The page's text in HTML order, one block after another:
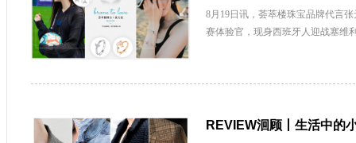
8月19日讯，荟萃楼珠宝品牌代言
赛体验官，现身西班牙人迎战塞
REVIEW洄顾丨生活中的